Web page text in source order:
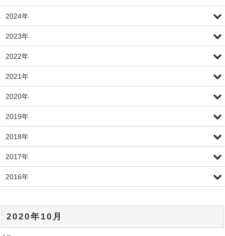
2020年10月
2024年
2023年
2022年
2021年
2020年
2019年
2018年
2017年
2016年